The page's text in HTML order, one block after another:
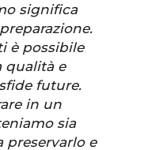
significa
è possibile
qualità e
future.
in un
sia
preservarlo e